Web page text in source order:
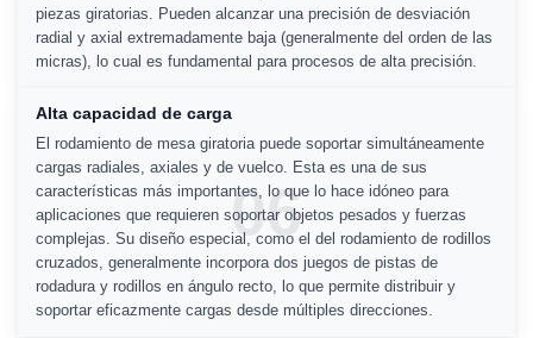
piezas giratorias. Pueden alcanzar una precisión de desviación
radial y axial extremadamente baja (generalmente del orden de las
micras), lo cual es fundamental para procesos de alta precisión.
Alta capacidad de carga
El rodamiento de mesa giratoria puede soportar simultáneamente
cargas radiales, axiales y de vuelco. Esta es una de sus
características más importantes, lo que lo hace idóneo para
aplicaciones que requieren soportar objetos pesados ​​y fuerzas
complejas. Su diseño especial, como el del rodamiento de rodillos
cruzados, generalmente incorpora dos juegos de pistas de
rodadura y rodillos en ángulo recto, lo que permite distribuir y
soportar eficazmente cargas desde múltiples direcciones.
06